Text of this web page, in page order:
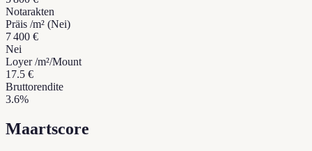
Notarakten
Präis /m² (Nei)
7 400 €
Nei
Loyer /m²/Mount
17.5 €
Bruttorendite
3.6%
Maartscore